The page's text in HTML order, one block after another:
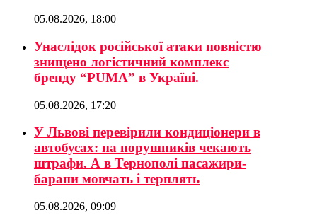
05.08.2026, 18:00
Унаслідок російської атаки повністю
знищено логістичний комплекс
бренду “PUMA” в Україні.
05.08.2026, 17:20
У Львові перевірили кондиціонери в
автобусах: на порушників чекають
штрафи. А в Тернополі пасажири-
барани мовчать і терплять
05.08.2026, 09:09